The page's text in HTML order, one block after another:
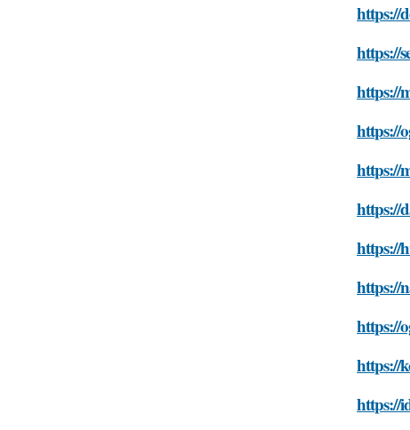
https://
https://
https://
https://
https://
https://
https://
https://
https://
https://
https://